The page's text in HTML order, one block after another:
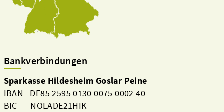
Bankverbindungen
Sparkasse Hildesheim Goslar Peine
IBAN DE85 2595 0130 0075 0002 40
BIC NOLADE21HIK